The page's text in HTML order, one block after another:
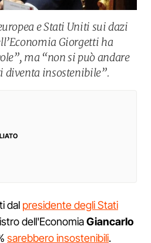
e Stati Uniti sui dazi
Giorgetti ha
ma “non si può andare
diventa insostenibile”.
dal presidente degli Stati
dell'EconomiaGiancarlo
sarebbero insostenibili.